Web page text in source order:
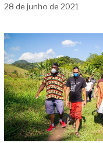
28 de junho de 2021